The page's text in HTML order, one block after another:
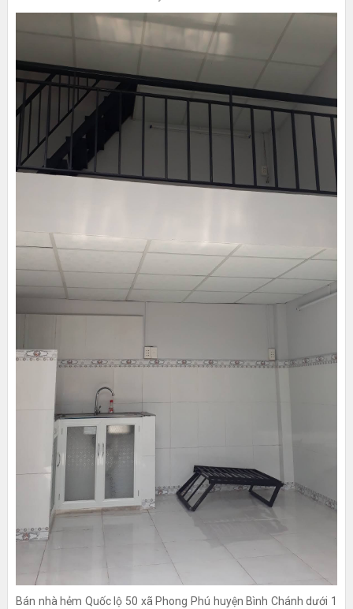
Bán nhà hẻm Quốc lộ 50 xã Phong Phú huyện Bình Chánh dưới 1